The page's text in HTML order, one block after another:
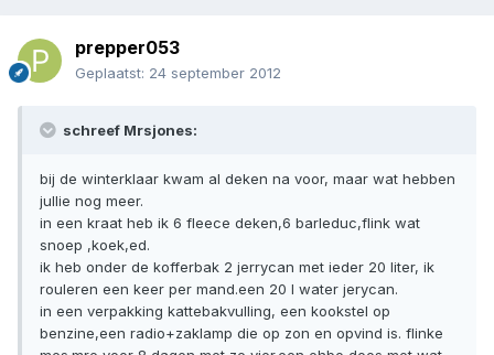
prepper053
Geplaatst: 24 september 2012
schreef Mrsjones:
bij de winterklaar kwam al deken na voor, maar wat hebben
jullie nog meer.
in een kraat heb ik 6 fleece deken,6 barleduc,flink wat
snoep ,koek,ed.
ik heb onder de kofferbak 2 jerrycan met ieder 20 liter, ik
rouleren een keer per mand.een 20 l water jerycan.
in een verpakking kattebakvulling, een kookstel op
benzine,een radio+zaklamp die op zon en opvind is. flinke